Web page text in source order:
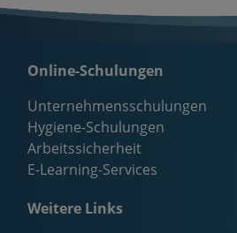
Online-Schulungen
Unternehmensschulungen
Hygiene-Schulungen
Arbeitssicherheit
E-Learning-Services
Weitere Links